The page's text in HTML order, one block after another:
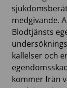
medgivande.
Blodtjänsts
kallelser och
kommer från